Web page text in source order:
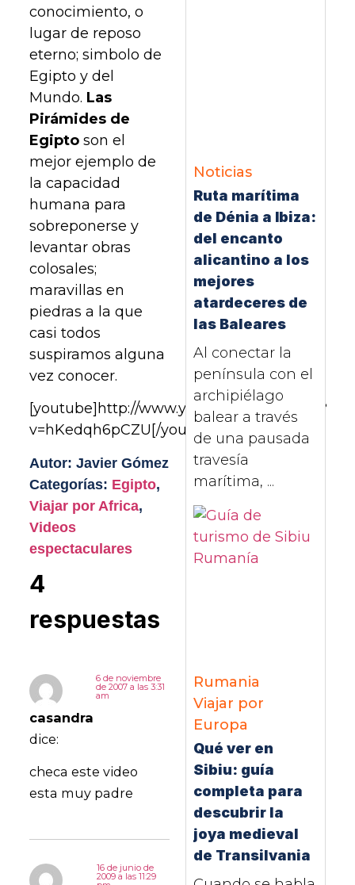
conocimiento, o
lugar de reposo
eterno; simbolo de
Egipto y del
Mundo. Las
Pirámides de
Egipto son el
mejor ejemplo de
la capacidad
humana para
sobreponerse y
levantar obras
colosales;
maravillas en
piedras a la que
casi todos
suspiramos alguna
vez conocer.
[youtube]http://www.youtube.com/watch?
v=hKedqh6pCZU[/youtube]
Autor: Javier Gómez
Categorías: Egipto,
Viajar por Africa,
Videos
espectaculares
4
respuestas
casandra
dice:
6 de noviembre
de 2007 a las 3:31
am
checa este video
esta muy padre
16 de junio de
2009 a las 11:29
Noticias
Ruta marítima
de Dénia a Ibiza:
del encanto
alicantino a los
mejores
atardeceres de
las Baleares
Al conectar la
península con el
archipiélago
balear a través
de una pausada
travesía
marítima, ...
Rumania
Viajar por
Europa
Qué ver en
Sibiu: guía
completa para
descubrir la
joya medieval
de Transilvania